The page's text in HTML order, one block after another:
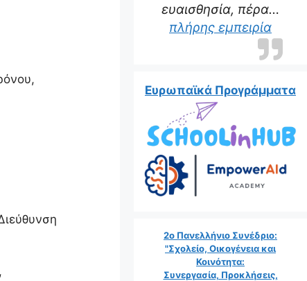
ευαισθησία, πέρα…
πλήρης εμπειρία
Ευρωπαϊκά Προγράμματα
2ο Πανελλήνιο Συνέδριο:
"Σχολείο, Οικογένεια και
Κοινότητα:
Συνεργασία, Προκλήσεις,